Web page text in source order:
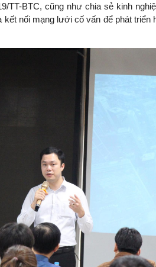
TT-BTC, cũng như chia sẻ kinh
nối mạng lưới cố vấn để phát triển